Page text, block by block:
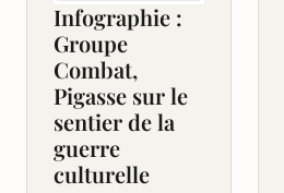
Infographie :
Groupe
Combat,
Pigasse sur le
sentier de la
guerre
culturelle